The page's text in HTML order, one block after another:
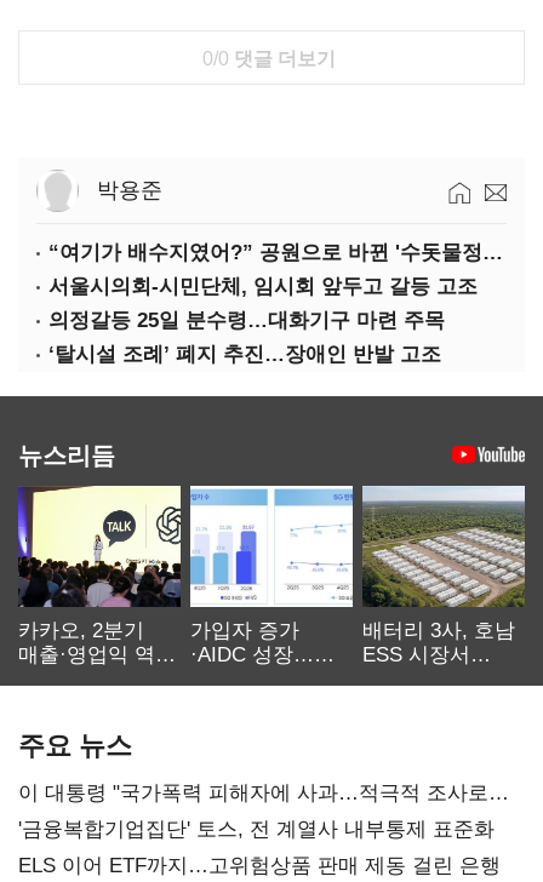
0/0 댓글 더보기
박용준
“여기가 배수지였어?” 공원으로 바뀐 '수돗물정거장'
서울시의회-시민단체, 임시회 앞두고 갈등 고조
의정갈등 25일 분수령…대화기구 마련 주목
‘탈시설 조례’ 폐지 추진…장애인 반발 고조
뉴스리듬
카카오, 2분기
매출·영업익 역대
가입자 증가
·AIDC 성장…
배터리 3사, 호남
ESS 시장서
주요 뉴스
이 대통령 "국가폭력 피해자에 사과…적극적 조사로
진실 밝혀야"
'금융복합기업집단' 토스, 전 계열사 내부통제 표준화
ELS 이어 ETF까지…고위험상품 판매 제동 걸린 은행